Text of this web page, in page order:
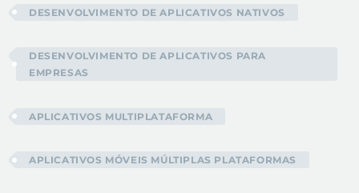
DESENVOLVIMENTO DE APLICATIVOS NATIVOS
DESENVOLVIMENTO DE APLICATIVOS PARA
EMPRESAS
APLICATIVOS MULTIPLATAFORMA
APLICATIVOS MÓVEIS MÚLTIPLAS PLATAFORMAS